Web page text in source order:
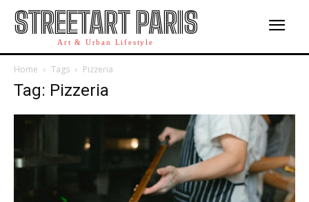
STREETART PARIS
Art & Urban Lifestyle
Home Tags Pizzeria
Tag: Pizzeria